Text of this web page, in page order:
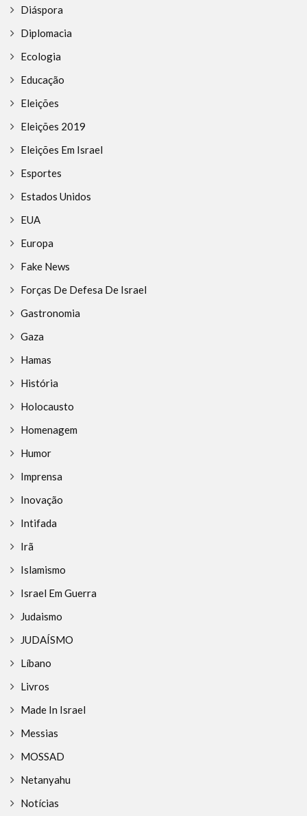
Diáspora
Diplomacia
Ecologia
Educação
Eleições
Eleições 2019
Eleições Em Israel
Esportes
Estados Unidos
EUA
Europa
Fake News
Forças De Defesa De Israel
Gastronomia
Gaza
Hamas
História
Holocausto
Homenagem
Humor
Imprensa
Inovação
Intifada
Irã
Islamismo
Israel Em Guerra
Judaismo
JUDAÍSMO
Líbano
Livros
Made In Israel
Messias
MOSSAD
Netanyahu
Notícias